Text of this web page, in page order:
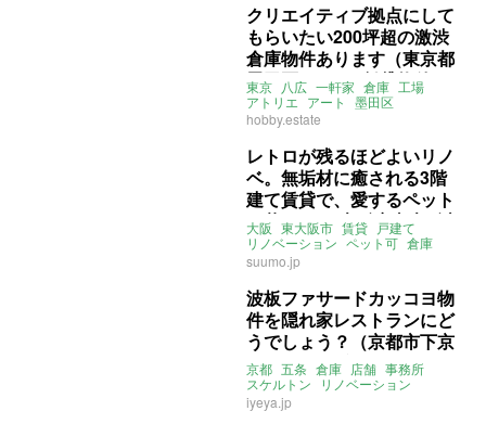
クリエイティブ拠点にして
もらいたい200坪超の激渋
倉庫物件あります（東京都
墨田区694㎡の賃貸物件）
東京 八広 一軒家 倉庫 工場
アトリエ アート
墨田区
ホビー不動産
hobby.estate
レトロが残るほどよいリノ
ベ。無垢材に癒される3階
建て賃貸で、愛するペット
と暮らす。(大阪府東大阪市
81㎡の賃貸物件)
大阪 東大阪市 賃貸 戸建て
リノベーション ペット可 倉庫
関西 ライター：くまのなな
suumo.jp
波板ファサードカッコヨ物
件を隠れ家レストランにど
うでしょう？（京都市下京
区82㎡の賃貸物件）
京都 五条 倉庫 店舗 事務所
スケルトン
リノベーション
いえ屋
iyeya.jp